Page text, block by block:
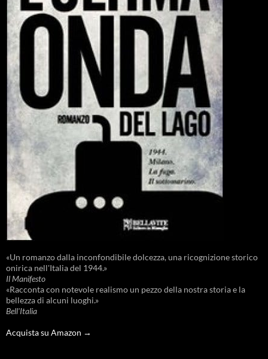
«Un romanzo dalla inconfondibile dolcezza, una ricognizione storico
onirica nell'Italia del 1944.»
Il Manifesto
«Racconta con notevole realismo un pezzo della nostra storia e la
bellezza di alcuni luoghi.»
Bell'Italia
Acquista su Amazon →